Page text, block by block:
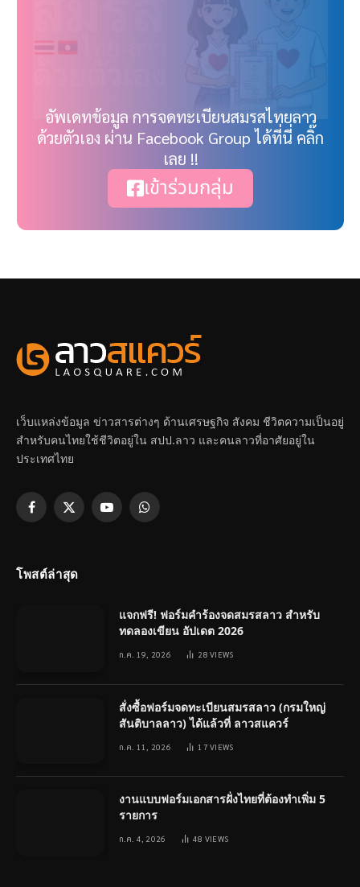
อัพเดทข้อมูล การจดทะเบียนสมรสไทยลาว
ด้วยตัวเอง ผ่าน Facebook Group ได้ที่นี่ คลิ๊ก
เลย !!
เข้าร่วมกลุ่ม
เว็บแหล่งข้อมูล ข่าวสารต่างๆ ด้านเศรษฐกิจ สังคม ชีวิตความเป็นอยู่
สำหรับคนไทยใช้ชีวิตอยู่ใน สปป.ลาว และคนลาวที่อาศัยอยู่ใน
ประเทศไทย
Facebook
X
YouTubeWhatsApp
โพสต์ล่าสุด
แจกฟรี! ฟอร์มคำร้องจดสมรสลาว สำหรับ
ทดลองเขียน อัปเดต 2026
ก.ค. 19, 2026 28VIEWS
สั่งซื้อฟอร์มจดทะเบียนสมรสลาว (กรมใหญ่
สันติบาลลาว) ได้แล้วที่ ลาวสแควร์
ก.ค. 11, 2026 17VIEWS
งานแบบฟอร์มเอกสารฝั่งไทยที่ต้องทำเพิ่ม 5
รายการ
ก.ค. 4, 2026 48 VIEWS